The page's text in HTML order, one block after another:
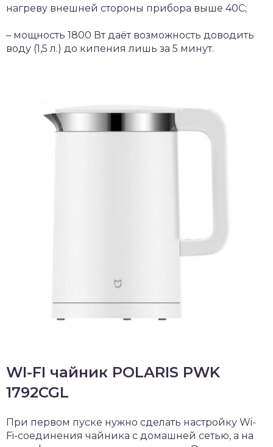
нагреву внешней стороны прибора выше 40С;
– мощность 1800 Вт даёт возможность доводить
воду (1,5 л.) до кипения лишь за 5 минут.
WI-FI чайник POLARIS PWK
1792CGL
При первом пуске нужно сделать настройку Wi-
Fi-соединения чайника с домашней сетью, а на